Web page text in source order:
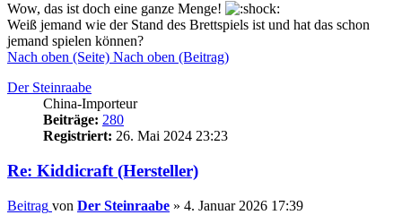
Wow, das ist doch eine ganze Menge!
Weiß jemand wie der Stand des Brettspiels ist und hat das schon
jemand spielen können?
Nach oben (Seite) Nach oben (Beitrag)
Der Steinraabe
China-Importeur
Beiträge: 280
Registriert: 26. Mai 2024 23:23
Re: Kiddicraft (Hersteller)
Beitrag von Der Steinraabe » 4. Januar 2026 17:39